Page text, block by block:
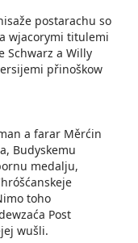
postarachu so
wjacorymi titulemi
Schwarz a Willy
přinoškow
a farar Měrćin
Budyskemu
medalju,
toho
Post
wušli.